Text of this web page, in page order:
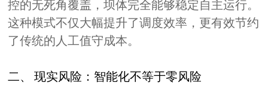
控的无死角覆盖，坝体完全能够稳定自主运行。
这种模式不仅大幅提升了调度效率，更有效节约
了传统的人工值守成本。
二、
现实风险：智能化不等于零风险